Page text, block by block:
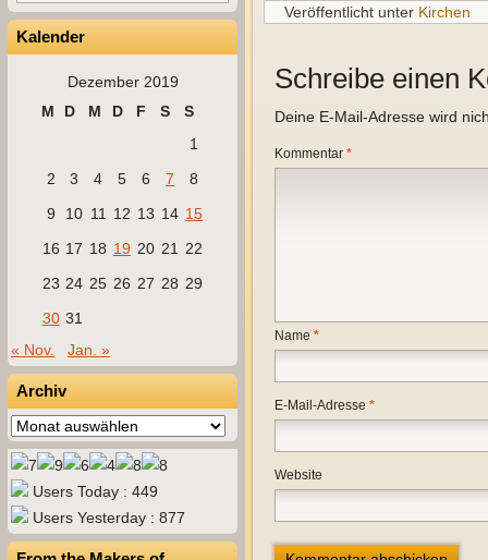
Kalender
Dezember 2019
M
D M D F S
S
1
2
3 4 5 6 7
8
9
10 11 12 13 14 15
16 17 18 19 20 21
22
23 24 25 26 27 28 29
30 31
« Nov.
Jan. »
Archiv
Archiv
Users Today : 449
Users Yesterday : 877
Veröffentlicht unter Kirchen
Schreibe einen
Deine E-Mail-Adresse wird
Kommentar *
Name *
E-Mail-Adresse *
Website